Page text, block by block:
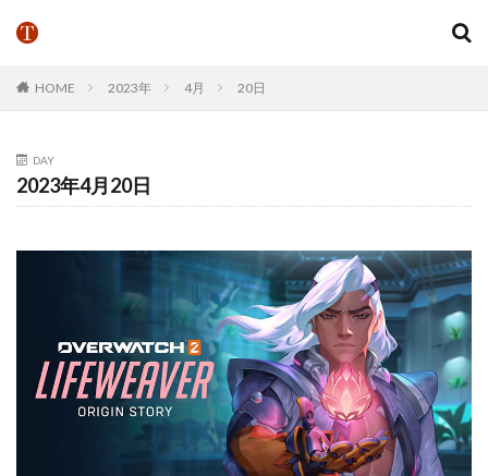
HOME 2023年 4月 20日
DAY
2023年4月20日